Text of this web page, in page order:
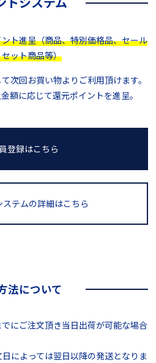
ト進呈（商品、特別価格品、セール
ット商品等）
次回お買い物よりご利用頂けます。
額に応じて還元ポイントを進呈。
登録はこちら
ステムの詳細はこちら
法について
にご注文頂き当日出荷が可能な場合
によっては翌日以降の発送となりま